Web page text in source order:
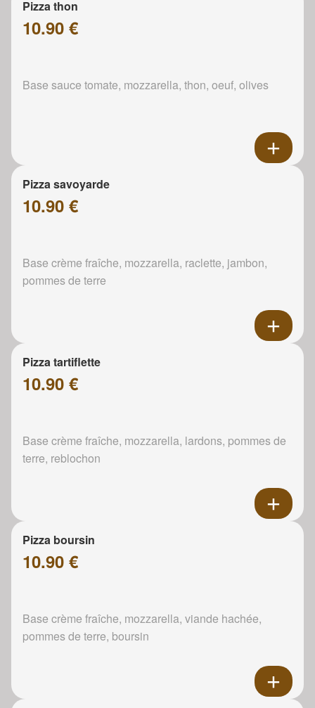
Pizza thon
10.90 €
Base sauce tomate, mozzarella, thon, oeuf, olives
Pizza savoyarde
10.90 €
Base crème fraîche, mozzarella, raclette, jambon,
pommes de terre
Pizza tartiflette
10.90 €
Base crème fraîche, mozzarella, lardons, pommes de
terre, reblochon
Pizza boursin
10.90 €
Base crème fraîche, mozzarella, viande hachée,
pommes de terre, boursin